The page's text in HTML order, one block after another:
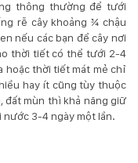
thông thường để tưới
rễ cây khoảng ¾ chậu
nếu các bạn để cây nơi
thời tiết có thể tưới 2-4
hoặc thời tiết mát mẻ chỉ
hay ít cũng tùy thuộc
đất mùn thì khả năng giữ
3-4 ngày một lần.